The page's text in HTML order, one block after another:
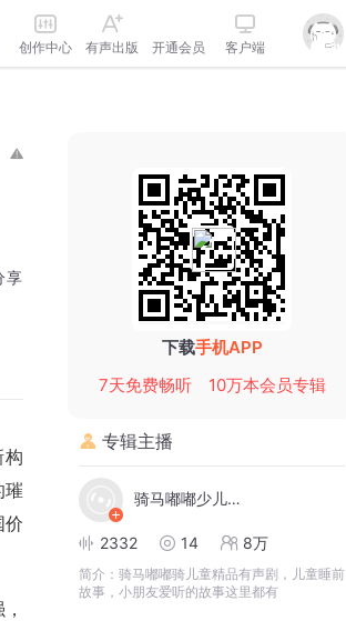
创作中心 有声出版 开通会员 客户端
享
构
璀
价
下载手机APP
7天免费畅听
10万本会员专辑
专辑主播
骑马嘟嘟少儿精品
2332 14 8万
简介： 骑马嘟嘟骑儿童精品有声剧，儿童睡前
故事，小朋友爱听的故事这里都有